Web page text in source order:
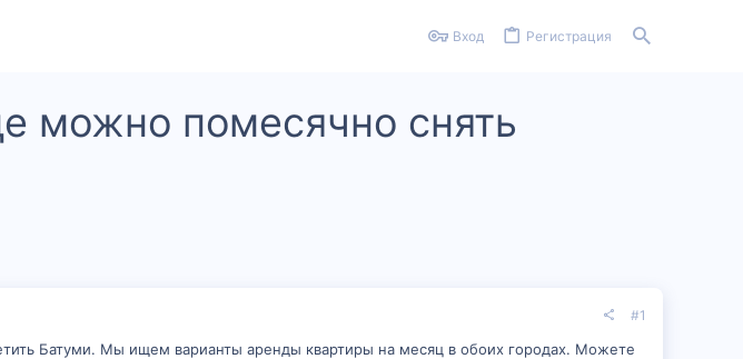
Вход Регистрация
можно помесячно снять
#1
Батуми. Мы ищем варианты аренды квартиры на месяц в обоих городах. Можете